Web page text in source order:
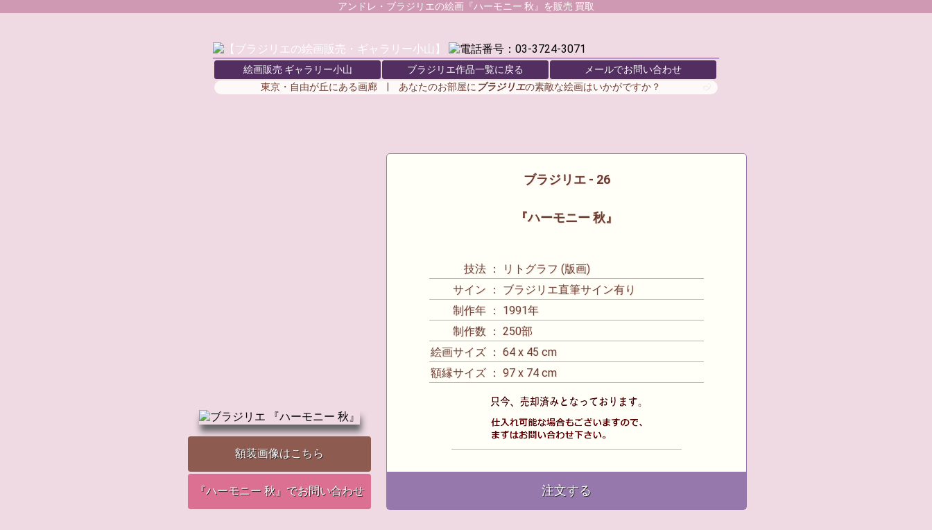
アンドレ・ブラジリエの絵画『ハーモニー 秋』を販売 買取
絵画販売 ギャラリー小山 ブラジリエ作品一覧に戻る
メールでお問い合わせ
東京・自由が丘にある画廊 | あなたのお部屋に ブラジリエの素敵な絵画はいかがですか？
額装画像はこちら
『ハーモニー 秋』でお問い合わせ
ブラジリエ - 26
『ハーモニー 秋』
技法 ： リトグラフ (版画)
サイン ： ブラジリエ直筆サイン有り
制作年 ： 1991年
制作数 ： 250部
絵画サイズ ： 64 x 45 cm
額縁サイズ ： 97 x 74 cm
注文する